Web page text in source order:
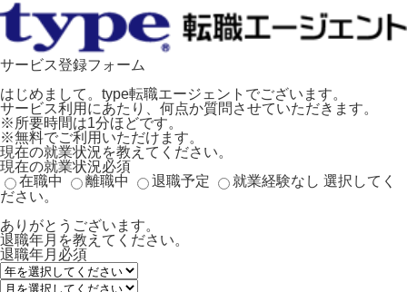
サービス登録フォーム
はじめまして。type転職エージェントでございます。
サービス利用にあたり、何点か質問させていただきます。
※所要時間は1分ほどです。
※無料でご利用いただけます。
現在の就業状況を教えてください。
現在の就業状況必須
在職中
離職中 退職予定 就業経験なし 選択してく
ださい。
ありがとうございます。
退職年月を教えてください。
退職年月 必須